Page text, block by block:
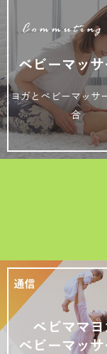
ベビーマッ
ヨガとベビーマッサ
合
ベビママヨ
ベビーマッ